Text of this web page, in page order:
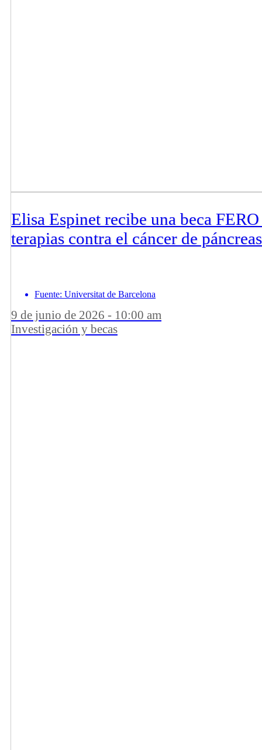
Elisa Espinet recibe una beca
terapias contra el cáncer de páncreas
Fuente: Universitat de Barcelona
9 de junio de 2026 - 10:00 am
Investigación y becas